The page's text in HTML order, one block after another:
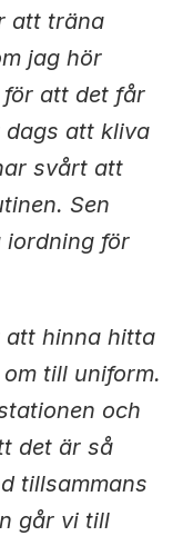
att träna
jag hör
för att det får
dags att kliva
svårt att
Sen
iordning för
hinna hitta
till uniform.
och
det är så
tillsammans
går vi till